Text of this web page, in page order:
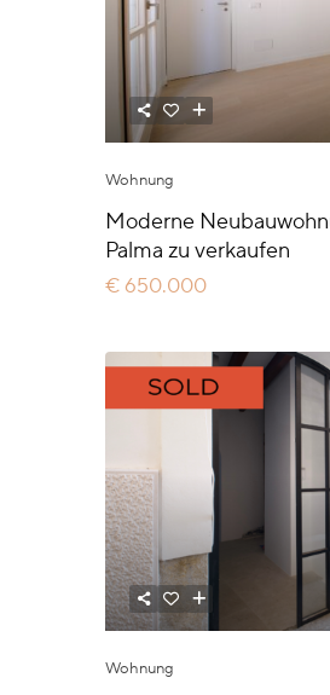
Wohnung
Moderne
Palma zu verkaufen
€ 650.000
Wohnung